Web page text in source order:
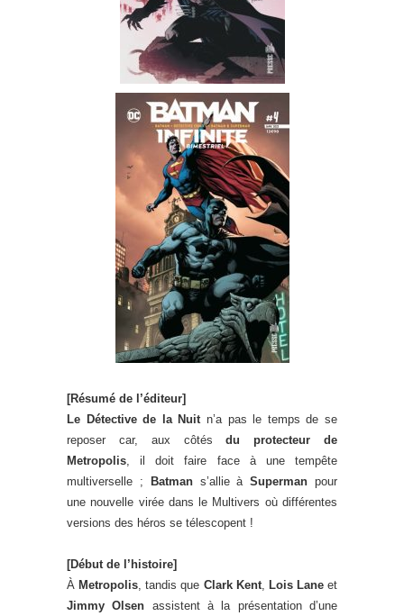
[Résumé de l’éditeur]
Le Détective de la Nuit n’a pas le temps de se
reposer car, aux côtésdu protecteur de
Metropolis , il doit faire face à une tempête
multiverselle ;
Batmans’allie àSuperman pour
une nouvelle virée dans le Multivers où différentes
versions des héros se télescopent !
[Début de l’histoire]
À Metropolis , tandis que Clark Kent, Lois Laneet
Jimmy Olsen assistent à la présentation d’une